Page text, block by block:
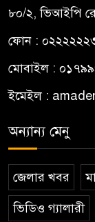
৮০/২, ভিআইপি
ফোন :
মোবাইল :
ইমেইল :
অন্যান্য মেনু
জেলার খবর
ভিডিও গ্যালারী